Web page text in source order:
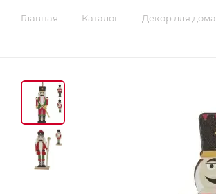
Главная — Каталог — Декор для дома